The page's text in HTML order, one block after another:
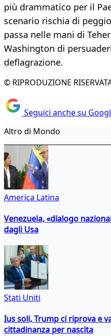
più drammatico per il
scenario rischia di
passa nelle mani di
Washington di
deflagrazione.
© RIPRODUZIONE
Seguici anche su
Altro di Mondo
America Latina
Venezuela, «dialogo
dagli Usa
Stati Uniti
Ius soli, Trump ci riprova e
cittadinanza per nascita